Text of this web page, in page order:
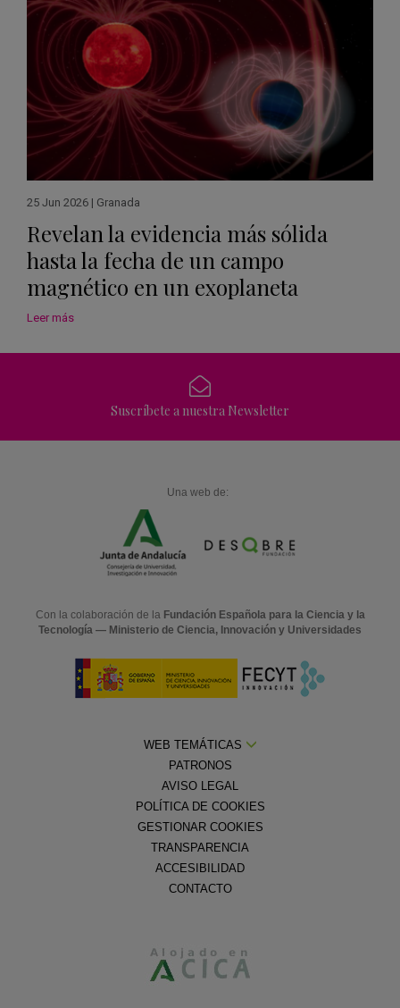
25 Jun 2026 | Granada
Revelan la evidencia más sólida
hasta la fecha de un campo
magnético en un exoplaneta
Leer más
Suscríbete a nuestra Newsletter
Una web de:
Con la colaboración de la Fundación Española para la Ciencia y la
Tecnología — Ministerio de Ciencia, Innovación y Universidades
WEB TEMÁTICAS
PATRONOS
AVISO LEGAL
POLÍTICA DE COOKIES
GESTIONAR COOKIES
TRANSPARENCIA
ACCESIBILIDAD
CONTACTO